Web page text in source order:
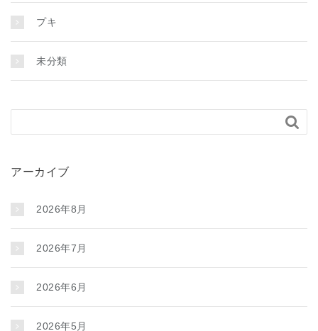
プキ
未分類

アーカイブ
2026年8月
2026年7月
2026年6月
2026年5月